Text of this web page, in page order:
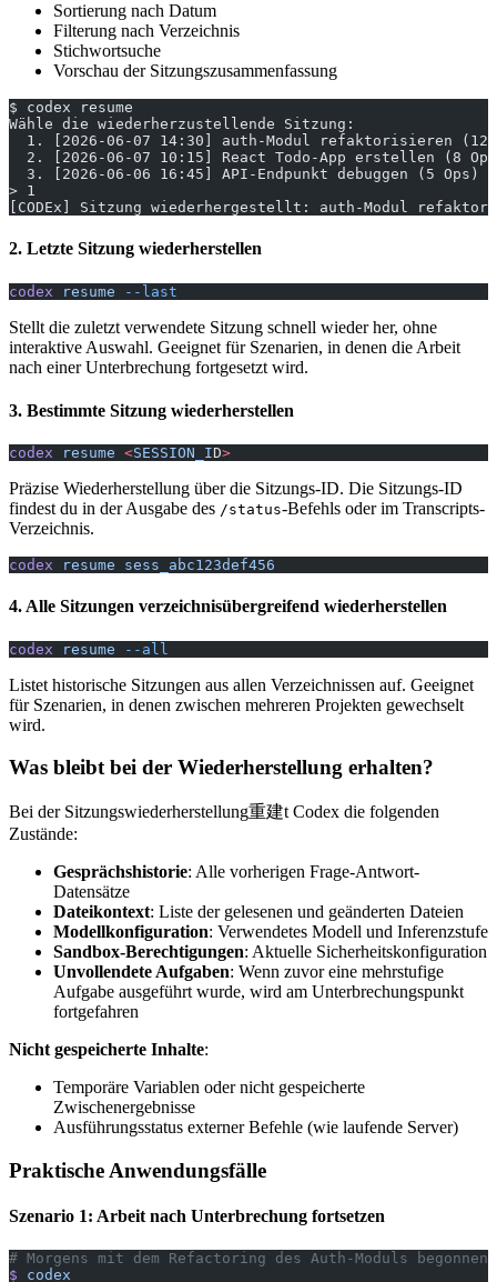
Sortierung nach Datum
Filterung nach Verzeichnis
Stichwortsuche
Vorschau der Sitzungszusammenfassung
$ codex resume
Wähle die wiederherzustellende Sitzung:
1. [2026-06-07 14:30] auth-Modul refaktorisieren (12
2. [2026-06-07 10:15] React Todo-App erstellen (8
  3. [2026-06-06 16:45] API-Endpunkt debuggen (5 Ops)
> 1
[CODEx] Sitzung wiederhergestellt: auth-Modul
2. Letzte Sitzung wiederherstellen
codex resume --last
Stellt die zuletzt verwendete Sitzung schnell wieder her, ohne
interaktive Auswahl. Geeignet für Szenarien, in denen die Arbeit
nach einer Unterbrechung fortgesetzt wird.
3. Bestimmte Sitzung wiederherstellen
codex resume <SESSION_ID>
Präzise Wiederherstellung über die Sitzungs-ID. Die Sitzungs-ID
findest du in der Ausgabe des /status-Befehls oder im Transcripts-
Verzeichnis.
codex resume sess_abc123def456
4. Alle Sitzungen verzeichnisübergreifend wiederherstellen
codex resume --all
Listet historische Sitzungen aus allen Verzeichnissen auf. Geeignet
für Szenarien, in denen zwischen mehreren Projekten gewechselt
wird.
Was bleibt bei der Wiederherstellung erhalten?
Bei der Sitzungswiederherstellung重建t Codex die folgenden
Zustände:
Gesprächshistorie: Alle vorherigen Frage-Antwort-
Datensätze
Dateikontext: Liste der gelesenen und geänderten Dateien
Modellkonfiguration: Verwendetes Modell und Inferenzstufe
Sandbox-Berechtigungen: Aktuelle Sicherheitskonfiguration
Unvollendete Aufgaben: Wenn zuvor eine mehrstufige
Aufgabe ausgeführt wurde, wird am Unterbrechungspunkt
fortgefahren
Nicht gespeicherte Inhalte:
Temporäre Variablen oder nicht gespeicherte
Zwischenergebnisse
Ausführungsstatus externer Befehle (wie laufende Server)
Praktische Anwendungsfälle
Szenario 1: Arbeit nach Unterbrechung fortsetzen
# Morgens mit dem Refactoring des Auth-Moduls begonnen
$ codex